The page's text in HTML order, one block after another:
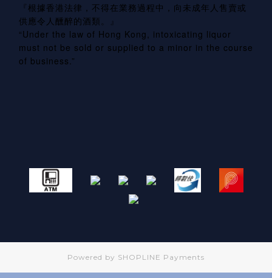
『根據香港法律，不得在業務過程中，向未成年人售賣或
供應令人醺醉的酒類。』
“Under the law of Hong Kong, intoxicating liquor
must not be sold or supplied to a minor in the course
of business.”
Powered by SHOPLINE Payments